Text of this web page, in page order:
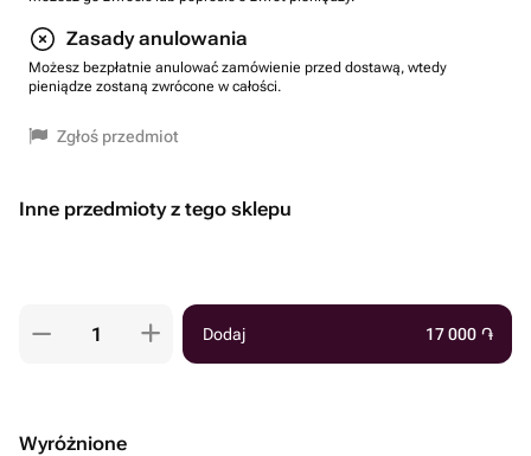
Zasady anulowania
Możesz bezpłatnie anulować zamówienie przed dostawą, wtedy
pieniądze zostaną zwrócone w całości.
Zgłoś przedmiot
Inne przedmioty z tego sklepu
Dodaj 17 000 ֏
Wyróżnione